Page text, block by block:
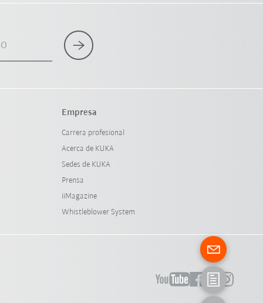
Empresa
Carrera profesional
Acerca de KUKA
Sedes de KUKA
Prensa
iiMagazine
Whistleblower System